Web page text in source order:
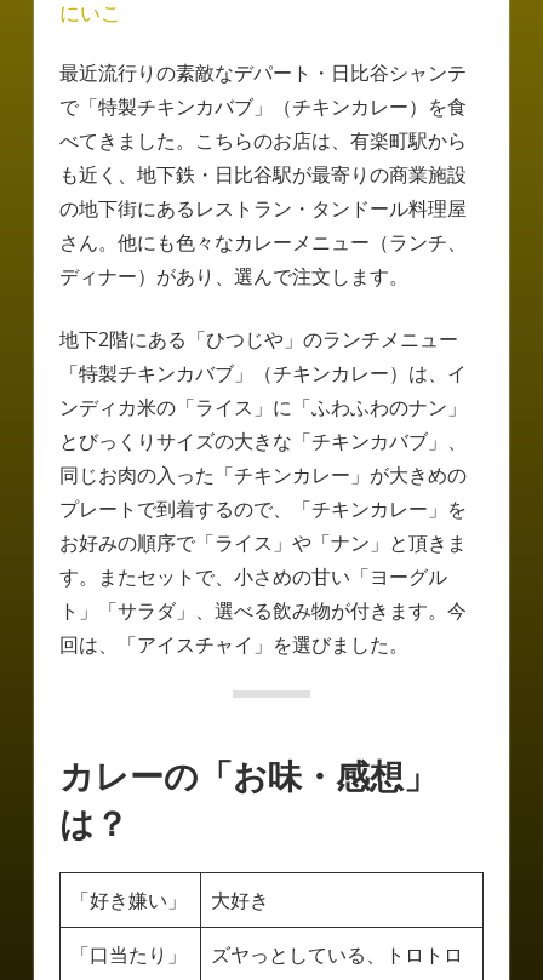
にいこ
最近流行りの素敵なデパート・日比谷シャンテ
で「特製チキンカバブ」（チキンカレー）を食
べてきました。こちらのお店は、有楽町駅から
も近く、地下鉄・日比谷駅が最寄りの商業施設
の地下街にあるレストラン・タンドール料理屋
さん。他にも色々なカレーメニュー（ランチ、
ディナー）があり、選んで注文します。
地下2階にある「ひつじや」のランチメニュー
「特製チキンカバブ」（チキンカレー）は、イ
ンディカ米の「ライス」に「ふわふわのナン」
とびっくりサイズの大きな「チキンカバブ」、
同じお肉の入った「チキンカレー」が大きめの
プレートで到着するので、「チキンカレー」を
お好みの順序で「ライス」や「ナン」と頂きま
す。またセットで、小さめの甘い「ヨーグル
ト」「サラダ」、選べる飲み物が付きます。今
回は、「アイスチャイ」を選びました。
カレーの「お味・感想」
は？
「好き嫌い」 大好き
「口当たり」 ズヤっとしている、トロトロ